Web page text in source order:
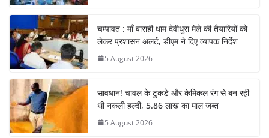
चम्पावत : माँ बाराही धाम देवीधुरा मेले की तैयारियों को
लेकर प्रशासन अलर्ट, डीएम ने दिए व्यापक निर्देश
5 August 2026
सावधान! चावल के टुकड़े और केमिकल रंग से बन रही
थी नकली हल्दी, 5.86 लाख का माल जब्त
5 August 2026